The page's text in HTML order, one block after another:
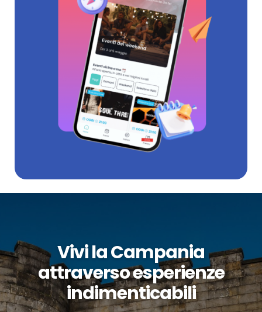
Vivi la Campania
attraverso esperienze
indimenticabili